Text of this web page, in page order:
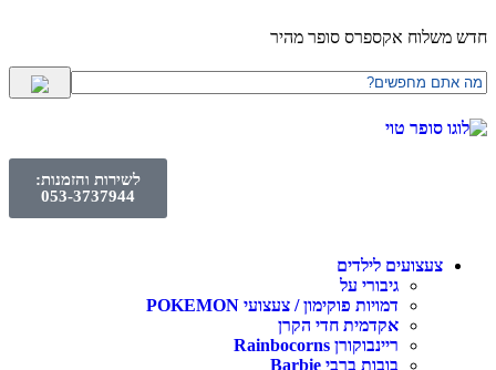
חדש משלוח אקספרס סופר מהיר
לשירות והזמנות:
053-3737944
צעצועים לילדים
גיבורי על
דמויות פוקימון / צעצועי POKEMON
אקדמית חדי הקרן
ריינבוקורן Rainbocorns
בובות ברבי Barbie